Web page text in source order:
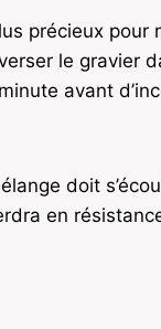
précieux pour
le gravier
avant
doit
en